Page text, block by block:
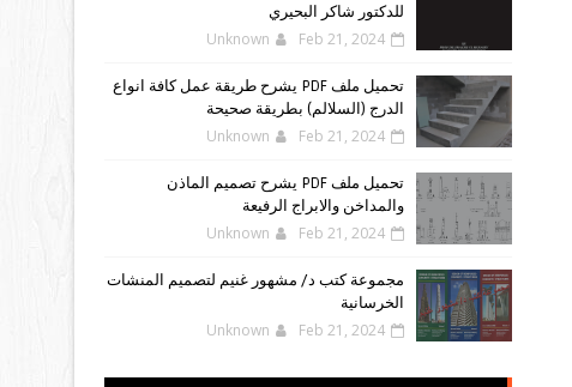
للدكتور شاكر البحيري
Unknown Feb 21, 2024
تحميل ملف PDF يشرح طريقة عمل كافة انواع
الدرج (السلالم) بطريقة صحيحة
Unknown Feb 21, 2024
تحميل ملف PDF يشرح تصميم الماذن
والمداخن والابراج الرفيعة
Unknown Feb 21, 2024
مجموعة كتب د/ مشهور غنيم لتصميم المنشات
الخرسانية
Unknown Feb 21, 2024